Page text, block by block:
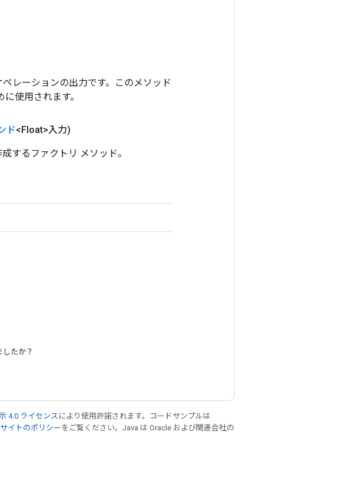
レーションの出力です。このメソッド
使用されます。
ド<Float>入力)
するファクトリ メソッド。
したか？
4.0 ライセンス により使用許諾されます。コードサンプルは
イトのポリシー をご覧ください。Java は Oracle および関連会社の